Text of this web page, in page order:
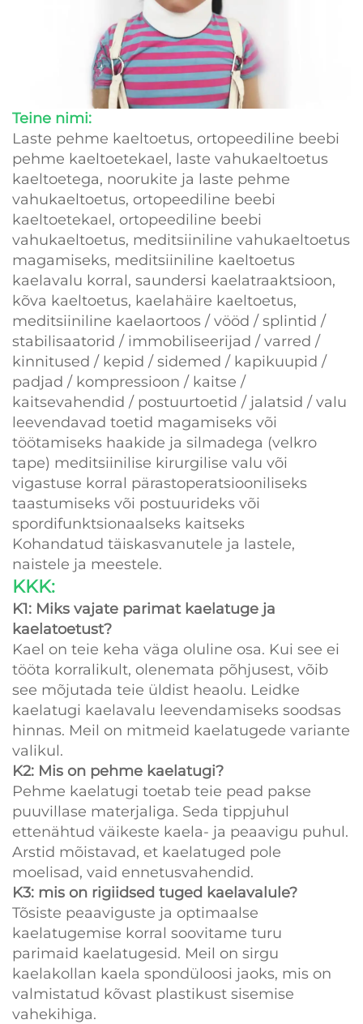
Teine nimi:
Laste pehme kaeltoetus, ortopeediline beebi
pehme kaeltoetekael, laste vahukaeltoetus
kaeltoetega, noorukite ja laste pehme
vahukaeltoetus, ortopeediline beebi
kaeltoetekael, ortopeediline beebi
vahukaeltoetus, meditsiiniline vahukaeltoetus
magamiseks, meditsiiniline kaeltoetus
kaelavalu korral, saundersi kaelatraaktsioon,
kõva kaeltoetus, kaelahäire kaeltoetus,
meditsiiniline kaelaortoos / vööd / splintid /
stabilisaatorid / immobiliseerijad / varred /
kinnitused / kepid / sidemed / kapikuupid /
padjad / kompressioon / kaitse /
kaitsevahendid / postuurtoetid / jalatsid / valu
leevendavad toetid magamiseks või
töötamiseks haakide ja silmadega (velkro
tape) meditsiinilise kirurgilise valu või
vigastuse korral pärastoperatsiooniliseks
taastumiseks või postuurideks või
spordifunktsionaalseks kaitseks
Kohandatud täiskasvanutele ja lastele,
naistele ja meestele.
KKK:
K1: Miks vajate parimat kaelatuge ja
kaelatoetust?
Kael on teie keha väga oluline osa. Kui see ei
tööta korralikult, olenemata põhjusest, võib
see mõjutada teie üldist heaolu. Leidke
kaelatugi kaelavalu leevendamiseks soodsas
hinnas. Meil on mitmeid kaelatugede variante
valikul.
K2: Mis on pehme kaelatugi?
Pehme kaelatugi toetab teie pead pakse
puuvillase materjaliga. Seda tippjuhul
ettenähtud väikeste kaela- ja peaavigu puhul.
Arstid mõistavad, et kaelatuged pole
moelisad, vaid ennetusvahendid.
K3: mis on rigiidsed tuged kaelavalule?
Tõsiste peaaviguste ja optimaalse
kaelatugemise korral soovitame turu
parimaid kaelatugesid. Meil on sirgu
kaelakollan kaela spondüloosi jaoks, mis on
valmistatud kõvast plastikust sisemise
vahekihiga.